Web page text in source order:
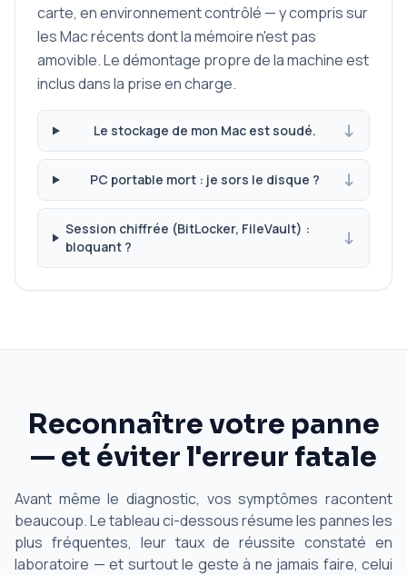
carte, en environnement contrôlé — y compris sur
les Mac récents dont la mémoire n'est pas
amovible. Le démontage propre de la machine est
inclus dans la prise en charge.
Le stockage de mon Mac est soudé.
PC portable mort : je sors le disque ?
Session chiffrée (BitLocker, FileVault) :
bloquant ?
Reconnaître votre panne
— et éviter l'erreur fatale
Avant même le diagnostic, vos symptômes racontent
beaucoup. Le tableau ci-dessous résume les pannes les
plus fréquentes, leur taux de réussite constaté en
laboratoire — et surtout le geste à ne jamais faire, celui